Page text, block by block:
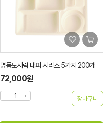
AJ 국컵 소 흑색 1000세트
62,000원